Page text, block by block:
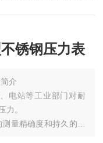
锈钢压力表
介
电站等工业部门对耐
力。
量精确度和持久的稳